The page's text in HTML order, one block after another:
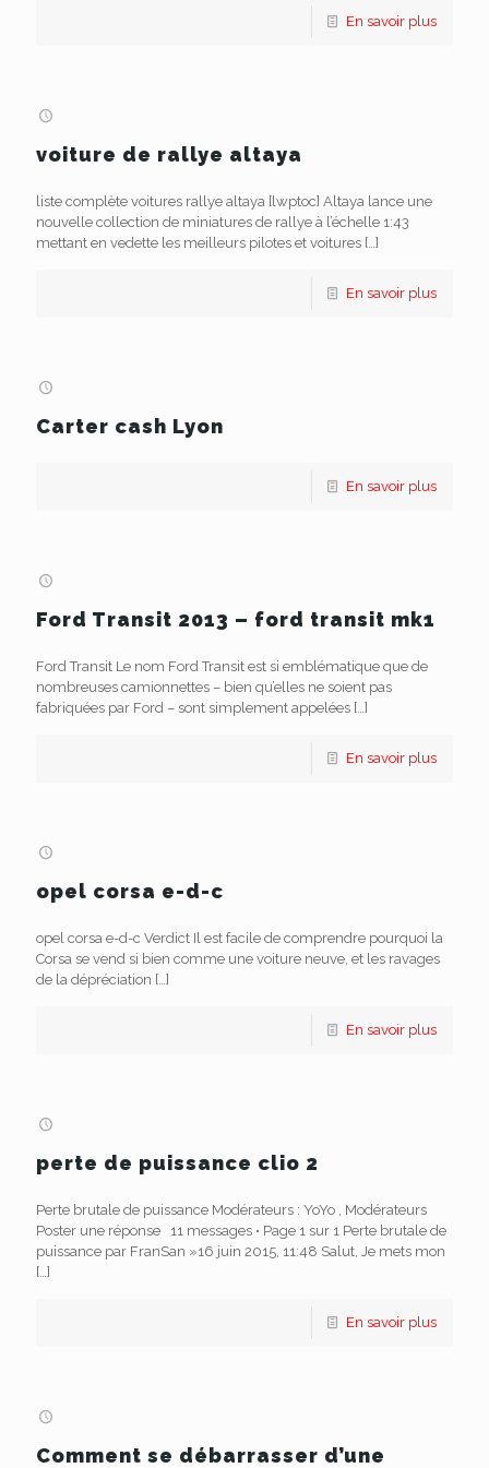
En savoir plus
voiture de rallye altaya
liste complète voitures rallye altaya [lwptoc] Altaya lance une
nouvelle collection de miniatures de rallye à l’échelle 1:43
mettant en vedette les meilleurs pilotes et voitures […]
En savoir plus
Carter cash Lyon
En savoir plus
Ford Transit 2013 – ford transit mk1
Ford Transit Le nom Ford Transit est si emblématique que de
nombreuses camionnettes – bien qu’elles ne soient pas
fabriquées par Ford – sont simplement appelées […]
En savoir plus
opel corsa e-d-c
opel corsa e-d-c Verdict Il est facile de comprendre pourquoi la
Corsa se vend si bien comme une voiture neuve, et les ravages
de la dépréciation […]
En savoir plus
perte de puissance clio 2
Perte brutale de puissance Modérateurs : YoYo , Modérateurs
Poster une réponse 11 messages • Page 1 sur 1 Perte brutale de
puissance par FranSan »16 juin 2015, 11:48 Salut, Je mets mon
[…]
En savoir plus
Comment se débarrasser d’une